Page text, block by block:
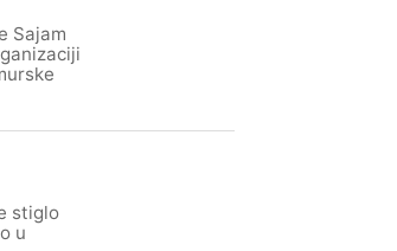
Sajam
stiglo
u